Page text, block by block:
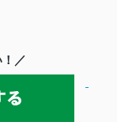
／